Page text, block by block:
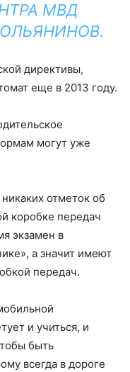
МВД
директивы,
еще в 2013 году.
могут уже
отметок об
коробке передач
экзамен в
а значит имеют
передач.
и учиться, и
быть
всегда в дороге